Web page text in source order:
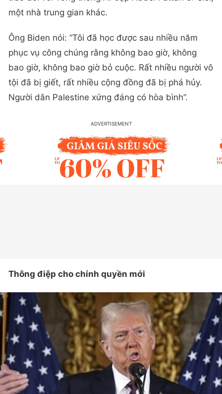
một nhà trung gian khác.
Ông Biden nói: “Tôi đã học được sau nhiều năm
phục vụ công chúng rằng không bao giờ, không
bao giờ, không bao giờ bỏ cuộc. Rất nhiều người vô
tội đã bị giết, rất nhiều cộng đồng đã bị phá hủy.
Người dân Palestine xứng đáng có hòa bình”.
Thông điệp cho chính quyền mới